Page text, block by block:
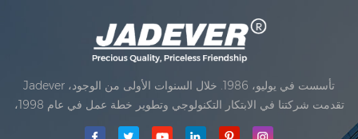
Jadever تأسست في يوليو، 1986. خلال السنوات الأولى من الوجود،
تقدمت شركتنا في الابتكار التكنولوجي وتطوير خطة عمل في عام 1998،
حققت شركتنا هدف الجودة الرئيسية، متى تلقت أول منتجاتنا موافقة من